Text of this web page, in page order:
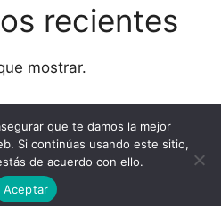
recientes
mostrar.
YouTube
Instagram
Facebook
que te damos la mejor
Si continúas usando este sitio,
de acuerdo con ello.
Aceptar